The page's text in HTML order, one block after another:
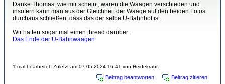
Danke Thomas, wie mir scheint, waren die Waagen verschieden und
insofern kann man aus der Gleichheit der Waage auf den beiden Fotos
durchaus schließen, dass das der selbe U-Bahnhof ist.
Wir hatten sogar mal einen thread darüber:
Das Ende der U-Bahnwaagen
1 mal bearbeitet. Zuletzt am 07.05.2024 16:41 von Heidekraut.
Beitrag beantworten Beitrag zitieren